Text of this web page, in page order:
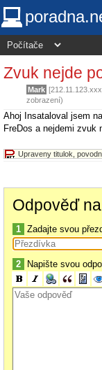
Zvuk nejde
Mark
zobrazení)
Ahoj Insataloval jsem
FreDos a nejdemi zvuk
Upraveny titulok,
Odpověď
1 Zadajte svou
2 Napište svou